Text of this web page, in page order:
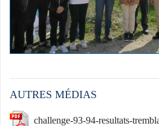
AUTRES MÉDIAS
challenge-93-94-resultats-